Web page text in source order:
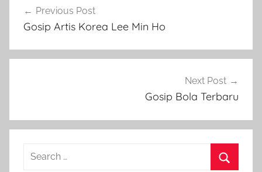
navigation
Previous Post
Gosip Artis Korea Lee Min Ho
Next Post
Gosip Bola Terbaru
Search